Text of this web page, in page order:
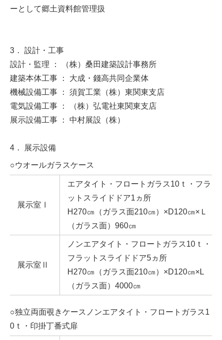
ーとして郷土資料館管理扱
3．
設計・工事
設計・監理 ： （株）桑田建築設計事務所
建築本体工事 ： 大成・錢高共同企業体
機械設備工事 ： 須賀工業（株）東関東支店
電気設備工事 ： （株）弘電社東関東支店
展示設備工事 ： 中村展設（株）
4． 展示設備
○ウオールガラスケース
展示室Ⅰ
エアタイト・フロートガラス10ｔ・フラ
ットスライドドア1ヵ所
H270㎝（ガラス面210㎝）×D120㎝×Ｌ
（ガラス面）960㎝
展示室Ⅱ
ノンエアタイト・フロートガラス10ｔ・
フラットスライドドア5ヵ所
H270㎝（ガラス面210㎝）×D120㎝×L
（ガラス面）4000㎝
○独立両面覗きケースノンエアタイト・フロートガラス1
0ｔ・印掛丁番式扉